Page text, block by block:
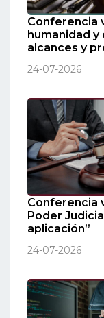
Conferencia
humanidad
alcances y
24-07-2026
Conferencia
Poder
aplicación”
24-07-2026